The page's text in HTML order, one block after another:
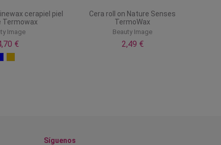
cerapiel piel
Termowax
Image
€
Cera roll on Nature Senses
TermoWax
Beauty Image
2,49 €
Síguenos